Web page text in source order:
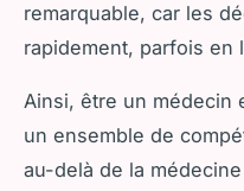
remarquable, car les
rapidement, parfois en
Ainsi, être un médecin
un ensemble de
au-delà de la